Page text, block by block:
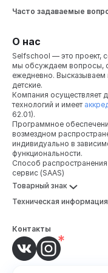
есть человеку
с чего начать.
заинтересовать.
в зале сидят в
Я такое недавно
отвык. Мы были
в очень большом
люди сидели
Выглядели они
возьмут пиво на
рыбу поесть. И ты
сначала
вещами, которые
уже какие-то свои
95% россиян
чувства юмора, а
депрессивные
Контакты
Часто задаваемые
О нас
Selfschool — это проект,
мы обсуждаем вопросы, с
ежедневно. Высказываем
детские.
Компания осуществляет
технологий и имеет
62.01).
Программное
возмездном
индивидуально в
функциональности.
Способ
сервис (SAAS)
Товарный знак
Техническая